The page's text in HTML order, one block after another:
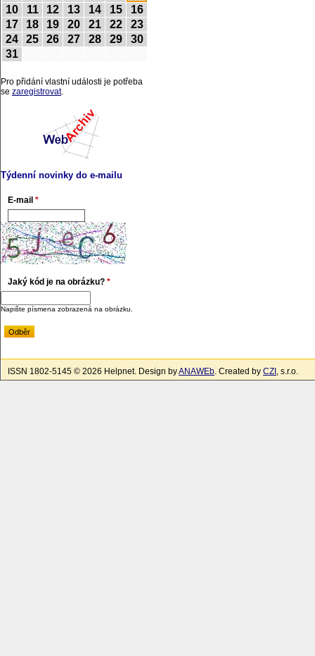
10
11 12 13 14 15
16
17
18 19 20 21 22
23
24
25 26 27 28 29
30
31
Pro přidání vlastní události je potřeba
se zaregistrovat.
Týdenní novinky do e-mailu
E-mail *
Jaký kód je na obrázku? *
Napište písmena zobrazená na obrázku.
ISSN 1802-5145 © 2026 Helpnet. Design byANAWEb. Created by CZI , s.r.o.